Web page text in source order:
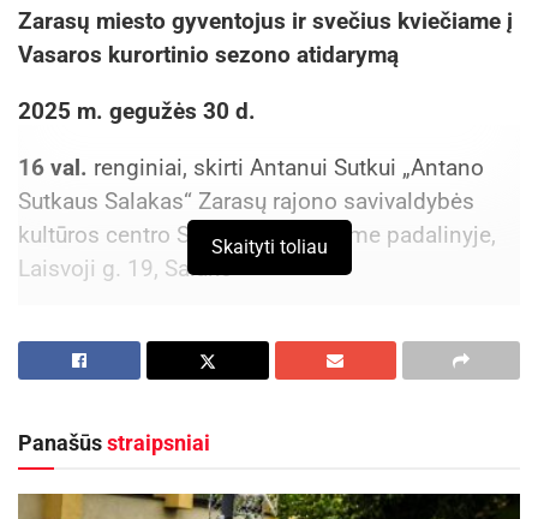
Zarasų miesto gyventojus ir svečius kviečiame į
Vasaros kurortinio sezono atidarymą
2025 m. gegužės 30 d.
16 val. renginiai, skirti Antanui Sutkui „Antano
Sutkaus Salakas“ Zarasų rajono savivaldybės
kultūros centro Salako teritoriniame padalinyje,
Laisvoji g. 19, Salake
savivaldybės kultūros centre
lietuviškas filmas „Akiplėša“ Zarasų kultūros
Skaityti toliau
Panašūsstraipsniai